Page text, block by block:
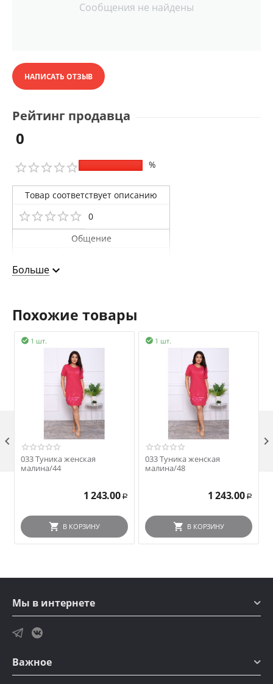
Сообщения не найдены
НАПИСАТЬ ОТЗЫВ
Рейтинг продавца
0
%
Товар соответствует описанию
0
Общение
Больше
Похожие товары
1 шт.

033 Туника женская
малина/44
1 243.00 Р
В КОРЗИНУ
1 шт.

033 Туника женская
малина/48
1 243.00 Р
В КОРЗИНУ
 
Мы в интернете
Важное